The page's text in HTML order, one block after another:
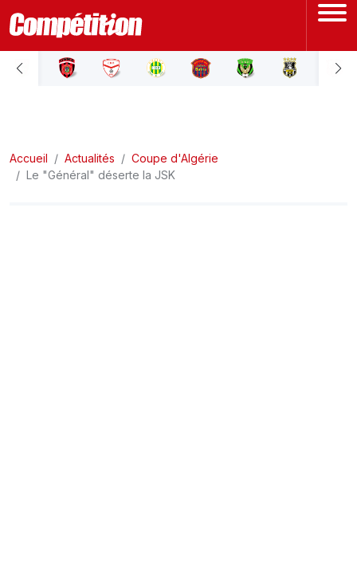
ACCUEIL
LIGUE 2
Accueil Actualités
Coupe d'Algérie
Le "Général" déserte la JSK